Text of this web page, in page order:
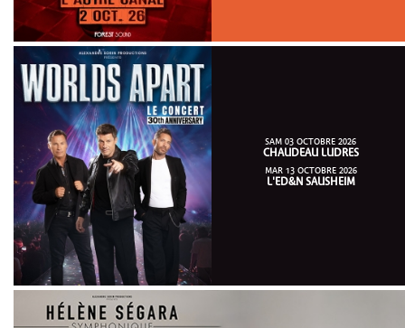
SAM 03 OCTOBRE 2026
CHAUDEAU LUDRES
MAR 13 OCTOBRE 2026
L'ED&N SAUSHEIM